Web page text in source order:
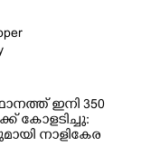
ഇനി 350
കോളടിച്ചു:
നാളികേര
×